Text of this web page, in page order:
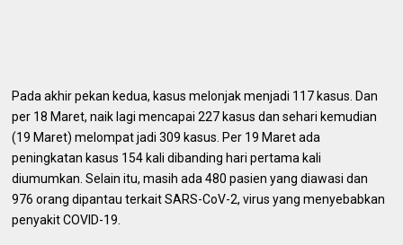
Pada akhir pekan kedua, kasus melonjak menjadi 117 kasus. Dan
per 18 Maret, naik lagi mencapai 227 kasus dan sehari kemudian
(19 Maret) melompat jadi 309 kasus. Per 19 Maret ada
peningkatan kasus 154 kali dibanding hari pertama kali
diumumkan. Selain itu, masih ada 480 pasien yang diawasi dan
976 orang dipantau terkait SARS-CoV-2, virus yang menyebabkan
penyakit COVID-19.